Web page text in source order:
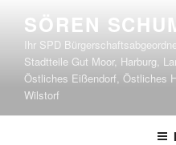
Inhalt
springen
SÖREN
Ihr SPD
Stadtteile Gut Moor, Harburg,
Östliches Eißendorf, Östliches
Wilstorf